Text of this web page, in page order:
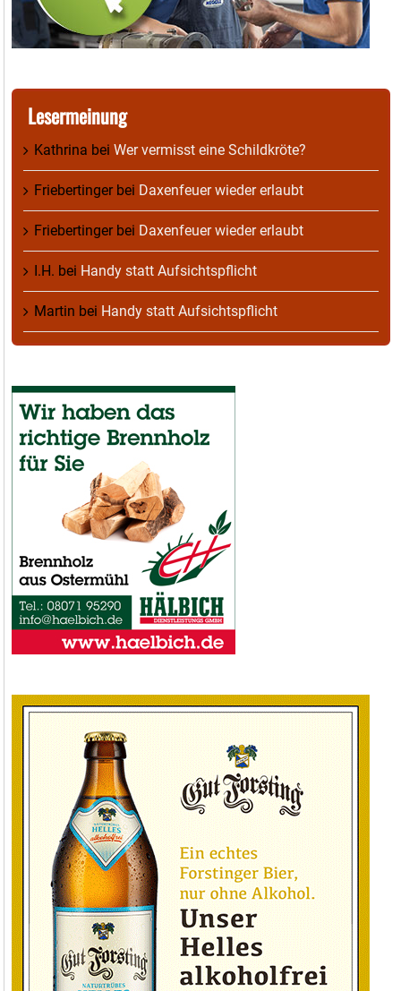
Lesermeinung
Kathrina bei Wer vermisst eine Schildkröte?
Friebertingerbei Daxenfeuer wieder erlaubt
Friebertingerbei Daxenfeuer wieder erlaubt
I.H. bei Handy statt Aufsichtspflicht
Martin bei Handy statt Aufsichtspflicht